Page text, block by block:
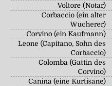
Voltore (Notar)
Corbaccio (ein alter
Wucherer)
Corvino (ein Kaufmann)
Leone (Capitano, Sohn des
Corbaccio)
Colomba (Gattin des
Corvino)
Canina (eine Kurtisane)